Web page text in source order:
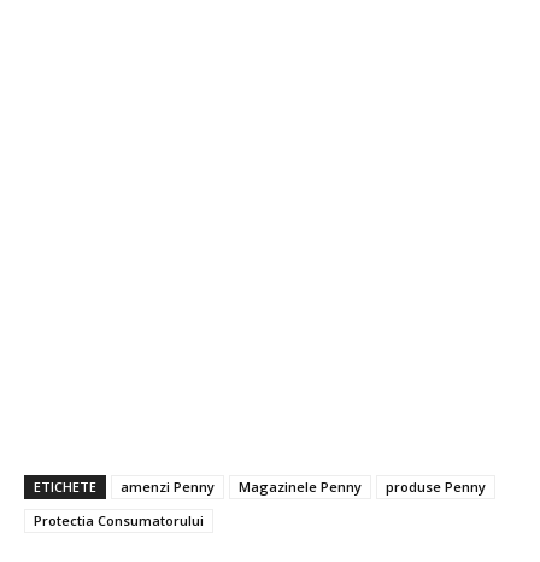
ETICHETE amenzi Penny Magazinele Penny
produse Penny
Protectia Consumatorului